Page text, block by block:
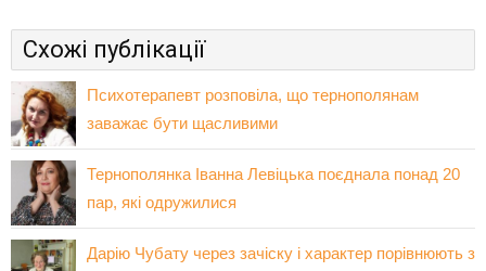
Схожі публікації
Психотерапевт розповіла, що тернополянам
заважає бути щасливими
Тернополянка Іванна Левіцька поєднала понад 20
пар, які одружилися
Дарію Чубату через зачіску і характер порівнюють з